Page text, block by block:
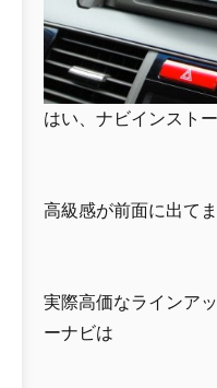
はい、ナビインスト
高級感が前面に出て
実際高価なラインア
ーナビは